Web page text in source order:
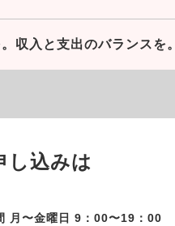
収入と支出のバランスを。
し込みは
月〜金曜日 9：00〜19：00